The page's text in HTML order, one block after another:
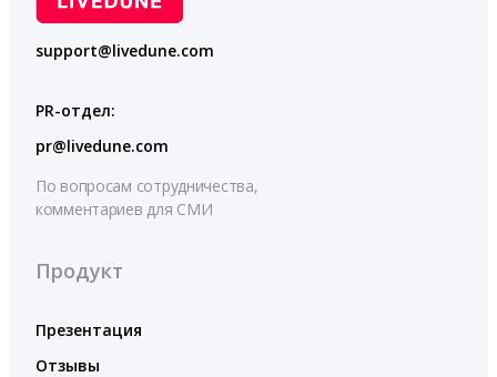
support@livedune.com
PR-отдел:
pr@livedune.com
По вопросам сотрудничества,
комментариев для СМИ
Продукт
Презентация
Отзывы